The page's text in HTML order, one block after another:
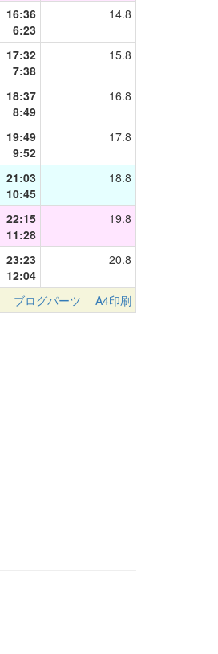
16:36
6:23
14.8
17:32
7:38
15.8
18:37
8:49
16.8
19:49
9:52
17.8
21:03
10:45
18.8
22:15
11:28
19.8
23:23
12:04
20.8
ブログパーツ A4印刷